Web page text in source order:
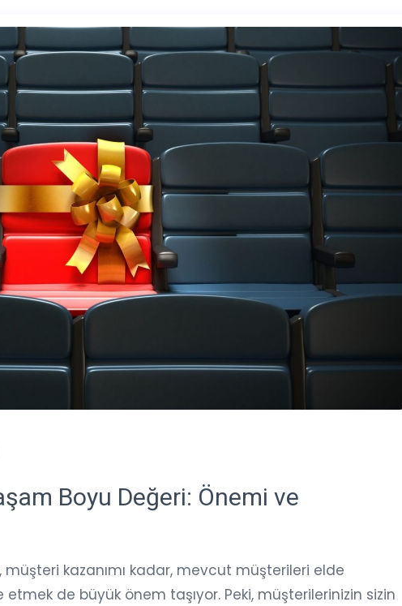
Boyu Değeri: Önemi ve
kazanımı kadar, mevcut müşterileri elde
de büyük önem taşıyor. Peki, müşterilerinizin sizin